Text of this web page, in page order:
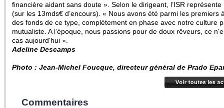
financière aidant sans doute ». Selon le dirigeant, l’ISR représente
(sur les 13mds€ d’encours). « Nous avons été parmi les premiers
des fonds de ce type, complètement en phase avec notre culture
mutualiste. A l’époque, nous passions pour de doux rêveurs, ce
cas aujourd'hui ».
Adeline Descamps
Photo : Jean-Michel Foucque, directeur général de Prado
Commentaires